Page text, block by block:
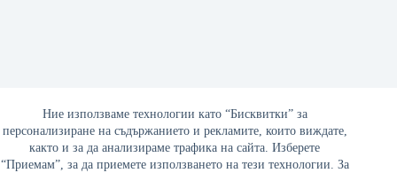
Ние използваме технологии като “Бисквитки” за
персонализиране на съдържанието и рекламите, които виждате,
както и за да анализираме трафика на сайта. Изберете
“Приемам”, за да приемете използването на тези технологии. За
Мери Уагнер – в затвора заради убеждаване против
аборти